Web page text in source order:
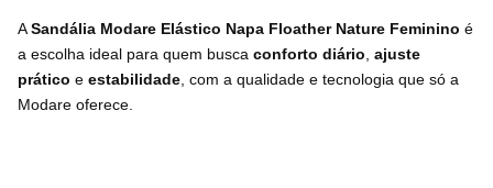
ASandália Modare Elástico Napa Floather Nature Feminino é
a escolha ideal para quem busca conforto diário ajuste
prático e estabilidade , com a qualidade e tecnologia que só a
Modare oferece.